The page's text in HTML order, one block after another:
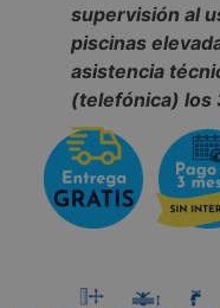
supervisión al
piscinas
asistencia
(telefónica) los